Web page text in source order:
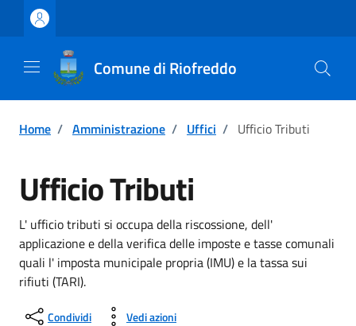
Vai ai contenuti
Vai al footer
Comune di Riofreddo
Home / Amministrazione / Uffici / Ufficio Tributi
Ufficio Tributi
L' ufficio tributi si occupa della riscossione, dell'
applicazione e della verifica delle imposte e tasse comunali
quali l' imposta municipale propria (IMU) e la tassa sui
rifiuti (TARI).
Condividi Vedi azioni